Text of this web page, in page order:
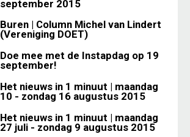
september 2015
Buren | Column Michel van Lindert
(Vereniging DOET)
Doe mee met de Instapdag op 19
september!
Het nieuws in 1 minuut | maandag
10 - zondag 16 augustus 2015
Het nieuws in 1 minuut | maandag
27 juli - zondag 9 augustus 2015